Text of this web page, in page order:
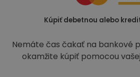
Kúpiť debetnou alebo
Nemáte čas čakať na bankové
okamžite kúpiť pomocou vašej